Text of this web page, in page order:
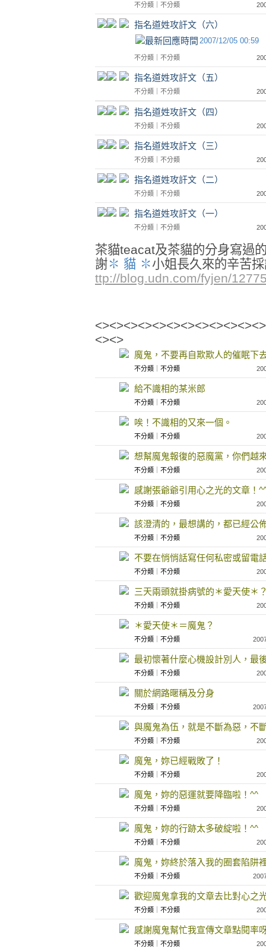
不分類 不分類
指名道姓攻訐文（六）
2007/12/05 00:59
不分類 不分類
指名道姓攻訐文（五）
不分類 不分類
指名道姓攻訐文（四）
不分類 不分類
指名道姓攻訐文（三）
不分類 不分類
指名道姓攻訐文（二）
不分類 不分類
指名道姓攻訐文（一）
不分類 不分類
茶貓teacat及茶貓的分身寫過
謝✽ 貓 ✽小姐長久來的辛苦
ttp://blog.udn.com/fyjen/
<><>
魔鬼，不要再自欺欺人的催眠下
不分類 不分類
給不識相的某米郎
不分類 不分類
唉！不識相的又來一個。
不分類 不分類
想幫魔鬼報復的惡魔黨，你們越
不分類 不分類
感謝張爺爺引用心之光的文章！
不分類 不分類
該澄清的，最想講的，都已經公
不分類 不分類
不要在悄悄話寫任何私密或留電
不分類 不分類
三天兩頭就掛病號的＊愛天使＊
不分類 不分類
＊愛天使＊＝魔鬼？
不分類 不分類
最初懷著什麼心機設計別人，最
不分類 不分類
關於網路暱稱及分身
不分類 不分類
與魔鬼為伍，就是不斷為惡，不
不分類 不分類
魔鬼，妳已經戰敗了！
不分類 不分類
魔鬼，妳的惡運就要降臨啦！^^
不分類 不分類
魔鬼，妳的行跡太多破綻啦！^^
不分類 不分類
魔鬼，妳終於落入我的圈套陷阱
不分類 不分類
歡迎魔鬼拿我的文章去比對心之
不分類 不分類
感謝魔鬼幫忙我宣傳文章點閱率
不分類 不分類